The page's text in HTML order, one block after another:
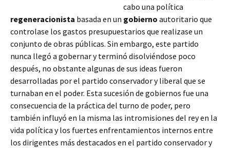
cabo una política
regeneracionista basada en un gobierno autoritario que
controlase los gastos presupuestarios que realizase un
conjunto de obras públicas. Sin embargo, este partido
nunca llegó a gobernar y terminó disolviéndose poco
después, no obstante algunas de sus ideas fueron
desarrolladas por el partido conservador y liberal que se
turnaban en el poder. Esta sucesión de gobiernos fue una
consecuencia de la práctica del turno de poder, pero
también influyó en la misma las intromisiones del rey en la
vida política y los fuertes enfrentamientos internos entre
los dirigentes más destacados en el partido conservador y